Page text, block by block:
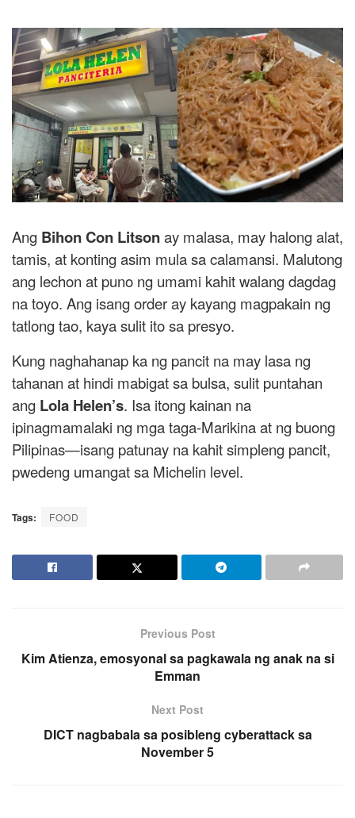
Ang Bihon Con Litsonay malasa, may halong alat,
tamis, at konting asim mula sa calamansi. Malutong
ang lechon at puno ng umami kahit walang dagdag
na toyo. Ang isang order ay kayang magpakain ng
tatlong tao, kaya sulit ito sa presyo.
Kung naghahanap ka ng pancit na may lasa ng
tahanan at hindi mabigat sa bulsa, sulit puntahan
ang Lola Helen’s. Isa itong kainan na
ipinagmamalaki ng mga taga-Marikina at ng buong
Pilipinas—isang patunay na kahit simpleng pancit,
pwedeng umangat sa Michelin level.
Tags: FOOD
Previous Post
Kim Atienza, emosyonal sa pagkawala ng anak na si
Emman
Next Post
DICT nagbabala sa posibleng cyberattack sa
November 5